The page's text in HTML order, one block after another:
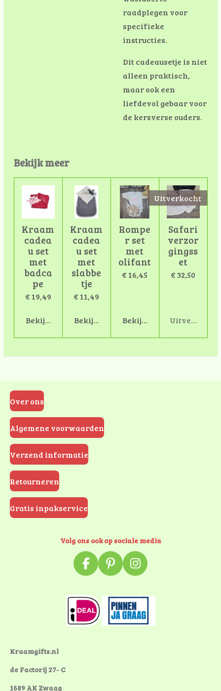
raadplegen voor
specifieke
instructies.
Dit cadeausetje is niet
alleen praktisch,
maar ook een
liefdevol gebaar voor
de kersverse ouders.
Bekijk meer
Kraam
cadea
u set
met
badca
pe
€ 19,49
Bekijk details
Kraam
cadea
u set
met
slabbe
tje
€ 11,49
Bekijk details
Rompe
r set
met
olifant
€ 16,45
Bekijk details
Uitverkocht
Safari
verzor
gingss
et
€ 32,50
Uitverkocht
Over ons
Algemene voorwaarden
Verzend informatie
Retourneren
Gratis inpakservice
Volg ons ook op sociale media
F
a
c
e
b
o
P
i
n
t
e
r
I
n
s
t
a
g
Kraamgifts.nl
de Factorij 27- C
1689 AK Zwaag